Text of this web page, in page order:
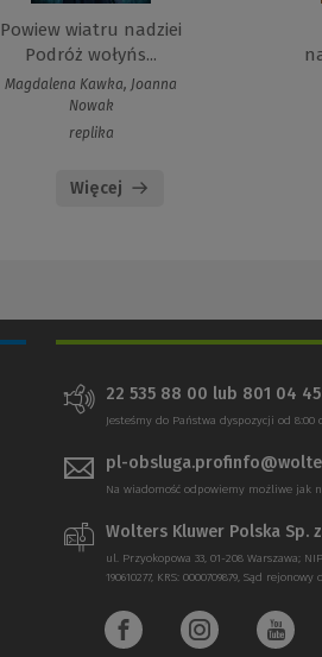
Powiew wiatru nadziei
Podróż wołyńs...
Magdalena Kawka, Joanna
Nowak
replika
Więcej
22 535 88 00 lub 801 04
Jesteśmy do Państwa dyspozycji od 8:00
pl-
Na wiadomość odpowiemy możliwe jak
Wolters Kluwer Polska Sp.
ul. Przyokopowa 33, 01-208 Warszawa;
190610277, KRS: 0000709879, Sąd